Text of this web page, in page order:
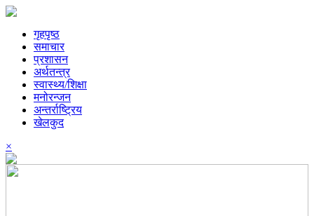
गृहपृष्ठ
समाचार
प्रशासन
अर्थतन्त्र
स्वास्थ्य/शिक्षा
मनोरन्जन
अन्तर्राष्ट्रिय
खेलकुद
×